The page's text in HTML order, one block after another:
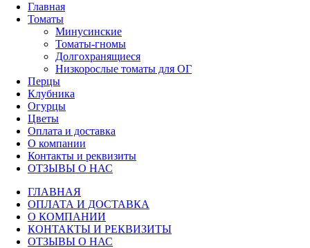
Главная
Томаты
Минусинские
Томаты-гномы
Долгохранящиеся
Низкорослые томаты для ОГ
Перцы
Клубника
Огурцы
Цветы
Оплата и доставка
О компании
Контакты и реквизиты
ОТЗЫВЫ О НАС
ГЛАВНАЯ
ОПЛАТА И ДОСТАВКА
О КОМПАНИИ
КОНТАКТЫ И РЕКВИЗИТЫ
ОТЗЫВЫ О НАС